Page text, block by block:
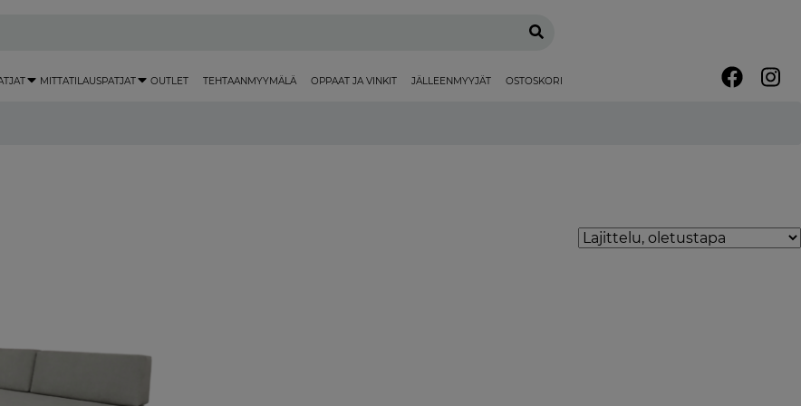
MITTATILAUSPATJAT OUTLET TEHTAANMYYMÄLÄ OPPAAT JA VINKIT JÄLLEENMYYJÄT OSTOSKORI